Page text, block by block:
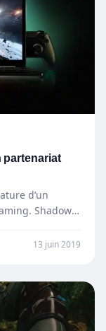
partenariat
d’un
Shadow,
13 juin 2019